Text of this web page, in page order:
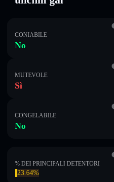
CONIABILE
No
MUTEVOLE
Sì
CONGELABILE
No
% DEI PRINCIPALI DETENTORI
23.64%